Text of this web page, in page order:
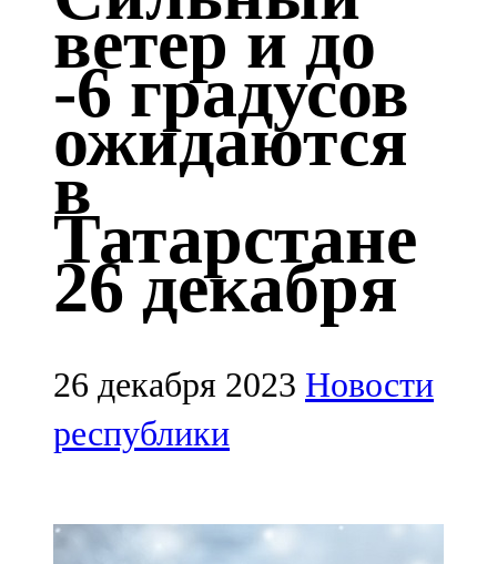
105,2 FM
Казан
91,5 FM
Кайбыч
106,1 FM
Кама тамагы
71,51 FM
Кукмара
107,9 FM
Лениногорский
102,1 FM
ветер и до
-6 градусов
ожидаются
в
Татарстане
26 декабря
26 декабря 2023 Новости
республики